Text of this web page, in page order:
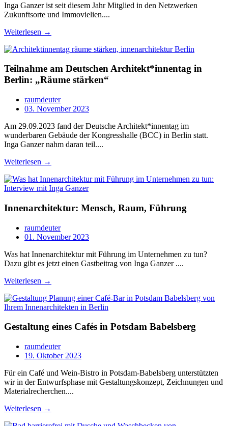
Inga Ganzer ist seit diesem Jahr Mitglied in den Netzwerken
Zukunftsorte und Immovielien....
Weiterlesen →
Teilnahme am Deutschen Architekt*innentag in
Berlin: „Räume stärken“
raumdeuter
03. November 2023
Am 29.09.2023 fand der Deutsche Architekt*innentag im
wunderbaren Gebäude der Kongresshalle (BCC) in Berlin statt.
Inga Ganzer nahm daran teil....
Weiterlesen →
Innenarchitektur: Mensch, Raum, Führung
raumdeuter
01. November 2023
Was hat Innenarchitektur mit Führung im Unternehmen zu tun?
Dazu gibt es jetzt einen Gastbeitrag von Inga Ganzer ....
Weiterlesen →
Gestaltung eines Cafés in Potsdam Babelsberg
raumdeuter
19. Oktober 2023
Für ein Café und Wein-Bistro in Potsdam-Babelsberg unterstützten
wir in der Entwurfsphase mit Gestaltungskonzept, Zeichnungen und
Materialrecherchen....
Weiterlesen →